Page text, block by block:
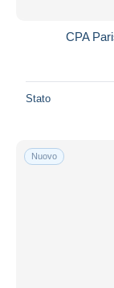
CPA
Stato
Nuovo